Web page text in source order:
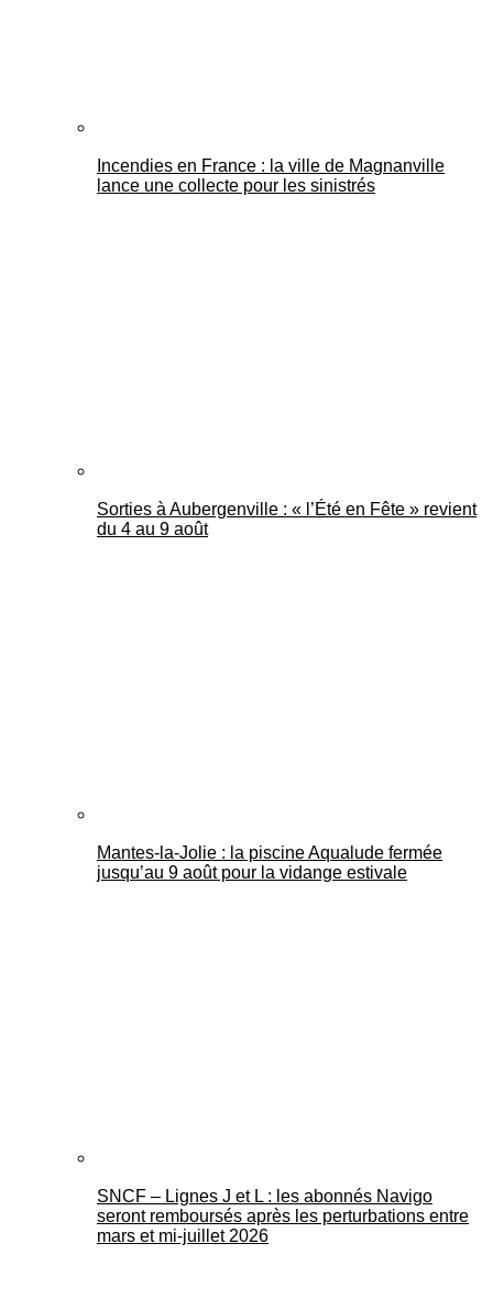
Incendies en France : la ville de Magnanville
lance une collecte pour les sinistrés
Sorties à Aubergenville : « l’Été en Fête » revient
du 4 au 9 août
Mantes-la-Jolie : la piscine Aqualude fermée
jusqu’au 9 août pour la vidange estivale
SNCF – Lignes J et L : les abonnés Navigo
seront remboursés après les perturbations entre
mars et mi-juillet 2026